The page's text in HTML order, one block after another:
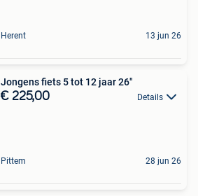
Herent 13 jun 26
Jongens fiets 5 tot 12 jaar 26"
€ 225,00 Details
Pittem 28 jun 26